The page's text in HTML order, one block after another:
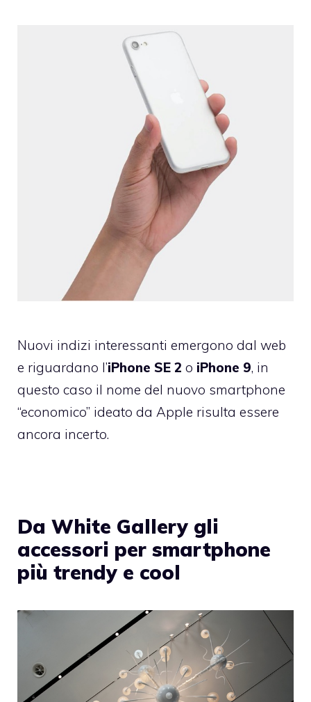
Nuovi indizi interessanti emergono dal web
e riguardano l’iPhone SE 2 o iPhone 9, in
questo caso il nome del nuovo smartphone
“economico” ideato da Apple risulta essere
ancora incerto.
Da White Gallery gli
accessori per smartphone
più trendy e cool